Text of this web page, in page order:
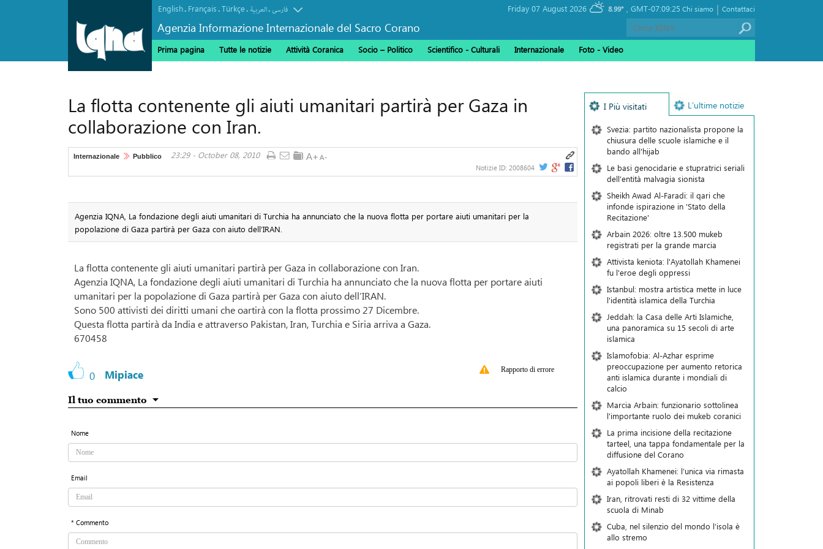
Agenzia Informazione Internazionale del Sacro Corano
English. Français.Türkçe. العربیة.فارسی GMT-07:09:25
8.99° Contattaci
|
Chi siamo
Prima pagina Tutte le notizie Attività Coranica Socio – Politico Scientifico - Culturali Internazionale Foto - Video
La flotta contenente gli aiuti umanitari partirà per Gaza in
collaborazione con Iran.
Internazionale Pubblico 23:29 - October 08, 2010
Notizie ID: 2008604
Agenzia IQNA, La fondazione degli aiuti umanitari di Turchia ha annunciato che la nuova flotta per portare aiuti umanitari per la
popolazione di Gaza partirà per Gaza con aiuto dell’IRAN.
La flotta contenente gli aiuti umanitari partirà per Gaza in collaborazione con Iran.
Agenzia IQNA, La fondazione degli aiuti umanitari di Turchia ha annunciato che la nuova flotta per portare aiuti
umanitari per la popolazione di Gaza partirà per Gaza con aiuto dell’IRAN.
Sono 500 attivisti dei diritti umani che oartirà con la flotta prossimo 27 Dicembre.
Questa flotta partirà da India e attraverso Pakistan, Iran, Turchia e Siria arriva a Gaza.
670458
0 Mipiace Rapporto di errore
Il tuo commento
Nome
Email
* Commento
I Più visitati L’ultime notizie
Svezia: partito nazionalista propone la
chiusura delle scuole islamiche e il
bando all'hijab
Le basi genocidarie e stupratrici seriali
dell’entità malvagia sionista
Sheikh Awad Al-Faradi: il qari che
infonde ispirazione in 'Stato della
Recitazione'
Arbain 2026: oltre 13.500 mukeb
registrati per la grande marcia
Attivista keniota: l'Ayatollah Khamenei
fu l'eroe degli oppressi
Istanbul: mostra artistica mette in luce
l'identità islamica della Turchia
Jeddah: la Casa delle Arti Islamiche,
una panoramica su 15 secoli di arte
islamica
Islamofobia: Al-Azhar esprime
preoccupazione per aumento retorica
anti islamica durante i mondiali di
calcio
Marcia Arbain: funzionario sottolinea
l'importante ruolo dei mukeb coranici
La prima incisione della recitazione
tarteel, una tappa fondamentale per la
diffusione del Corano
Ayatollah Khamenei: l’unica via rimasta
ai popoli liberi è la Resistenza
Iran, ritrovati resti di 32 vittime della
scuola di Minab
Cuba, nel silenzio del mondo l’isola è
allo stremo